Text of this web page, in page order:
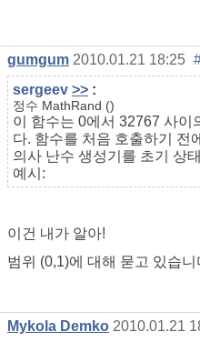
gumgum 2010.01.21 18:25
sergeev >> :
정수 MathRand ()
이 함수는 0에서 32767 사이
다. 함수를 처음 호출하기 전
의사 난수 생성기를 초기 상
예시:
이건 내가 알아!
범위 (0,1)에 대해 묻고 있습니
Mykola Demko 2010.01.21